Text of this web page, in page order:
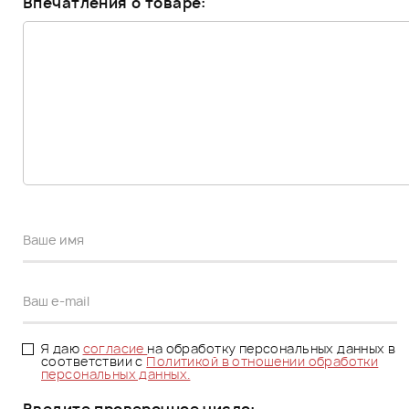
Я даю согласие на обработку персональных данных в
соответствии сПолитикой в отношении обработки
персональных данных.